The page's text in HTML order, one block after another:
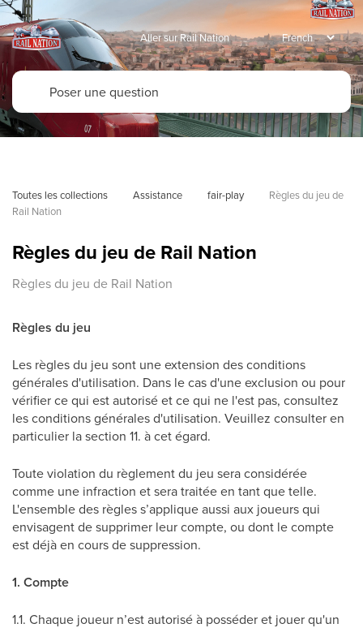
Aller sur Rail Nation
Toutes les collections Assistance fair-play
Règles du jeu de
Rail Nation
Règles du jeu de Rail Nation
Règles du jeu de Rail Nation
Règles du jeu
Les règles du jeu sont une extension des conditions
générales d'utilisation. Dans le cas d'une exclusion ou pour
vérifier ce qui est autorisé et ce qui ne l'est pas, consultez
les conditions générales d'utilisation. Veuillez consulter en
particulier la section 11. à cet égard.
Toute violation du règlement du jeu sera considérée
comme une infraction et sera traitée en tant que telle.
L'ensemble des règles s’applique aussi aux joueurs qui
envisagent de supprimer leur compte, ou dont le compte
est déjà en cours de suppression.
1. Compte
1.1. Chaque joueur n’est autorisé à posséder et jouer qu'un